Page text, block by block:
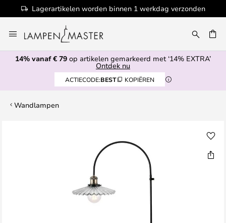
Lagerartikelen worden binnen 1 werkdag verzonden
naar
de
inhoud
14% vanaf € 79 op artikelen gemarkeerd met ‘14% EXTRA’
Ontdek nu
ACTIECODE:BEST KOPIËREN
Wandlampen